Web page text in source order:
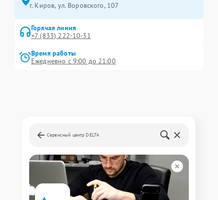
г. Киров, ул. Воровского, 107
Горячая линия
+7 (833) 222-10-31
Время работы
Ежедневно с 9:00 до 21:00
Сервисный центр DELTA